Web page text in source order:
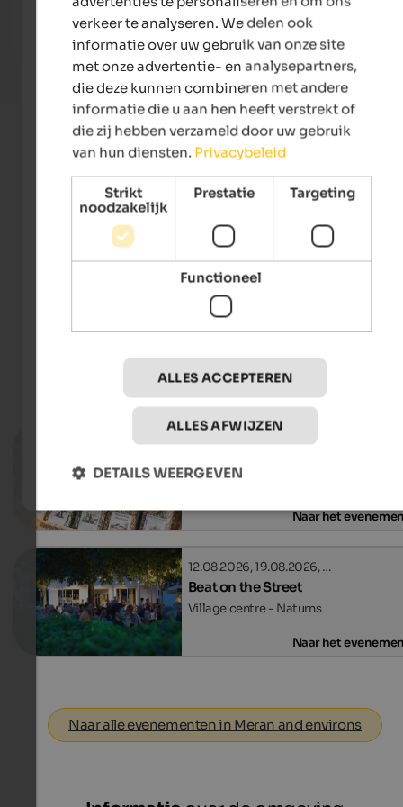
the sun terrace & hiking bliss!
To the hotel
Evenementenin Meran and environs
22.08.2026, 05.09.2026, …
Village centre - St. Walburg
Naar het
12.08.2026, 19.08.2026, …
Beat on the Street
Village centre - Naturns
Naar het
Naar alle evenementen in Meran and environs
verkeer te analyseren. We delen ook
informatie over uw gebruik van onze site
met onze advertentie- en analysepartners,
die deze kunnen combineren met andere
informatie die u aan hen heeft verstrekt of
die zij hebben verzameld door uw gebruik
van hun diensten. Privacybeleid
Strikt
noodzakelijk
Prestatie Targeting
Functioneel
ALLES ACCEPTEREN
ALLES AFWIJZEN
DETAILS WEERGEVEN